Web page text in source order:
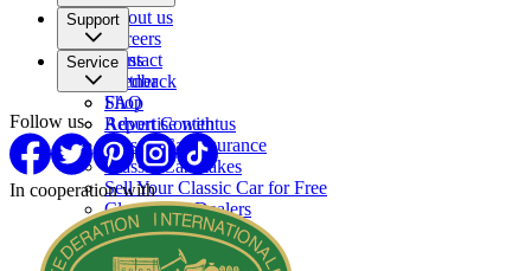
About us
Careers
Press
Partner
Support
Contact
Feedback
FAQ
Report Content
Service
Shop
Advertise with us
Classic Car Insurance
Classic Car makes
Sell Your Classic Car for Free
Classic Car Dealers
Follow us
In cooperation with